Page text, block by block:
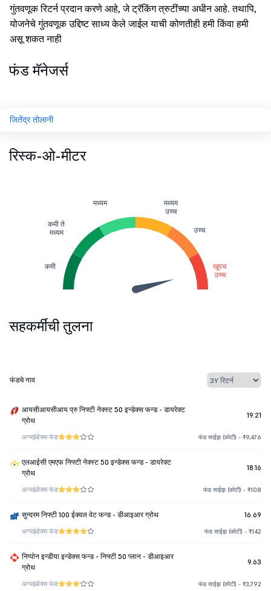
गुंतवणूक रिटर्न प्रदान करणे आहे, जे ट्रॅकिंग त्रुटींच्या अधीन आहे. तथापि,
योजनेचे गुंतवणूक उद्दिष्ट साध्य केले जाईल याची कोणतीही हमी किंवा हमी
असू शकत नाही
फंड मॅनेजर्स
जितेंद्र तोलानी
रिस्क-ओ-मीटर
कमी
कमी ते
मध्यम
मध्यम
मध्यम
उच्च
उच्च
खूपच
उच्च
सहकर्मींची तुलना
फंडचे नाव
आयसीआयसीआय प्रु निफ्टी नेक्स्ट 50 इन्डेक्स फन्ड - डायरेक्ट
ग्रोथ
19.21
अन्यइंडेक्स फंड फंड साईझ (कोटी) - ₹9,476
एलआईसी एमएफ निफ्टी नेक्स्ट 50 इन्डेक्स फन्ड - डायरेक्ट
ग्रोथ
18.16
अन्यइंडेक्स फंड फंड साईझ (कोटी) - ₹108
सुन्दरम निफ्टी 100 ईक्वल वेट फन्ड - डीआइआर ग्रोथ 16.69
अन्यइंडेक्स फंड फंड साईझ (कोटी) - ₹142
निप्पोन इन्डीया इन्डेक्स फन्ड - निफ्टी 50 प्लान - डीआइआर
ग्रोथ
9.63
अन्यइंडेक्स फंड फंड साईझ (कोटी) - ₹3,792